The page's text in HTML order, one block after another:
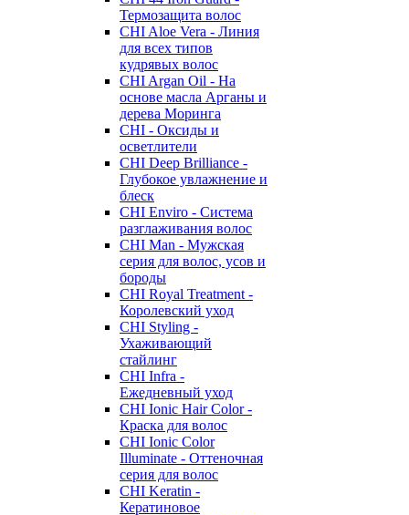
Термозащита волос
CHI Aloe Vera - Линия
для всех типов
кудрявых волос
CHI Argan Oil - На
основе масла Арганы и
дерева Моринга
CHI - Оксиды и
осветлители
CHI Deep Brilliance -
Глубокое увлажнение и
блеск
CHI Enviro - Система
разглаживания волос
CHI Man - Мужская
серия для волос, усов и
бороды
CHI Royal Treatment -
Королевский уход
CHI Styling -
Ухаживающий
стайлинг
CHI Infra -
Ежедневный уход
CHI Ionic Hair Color -
Краска для волос
CHI Ionic Color
Illuminate - Оттеночная
серия для волос
CHI Keratin -
Кератиновое